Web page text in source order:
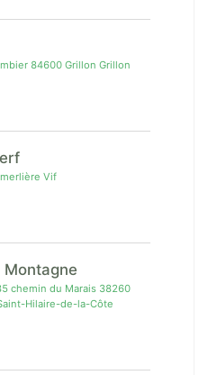
84600 Grillon Grillon
Vif
Montagne
chemin du Marais 38260
Hilaire-de-la-Côte